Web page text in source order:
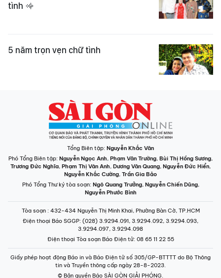
tình
5 năm trọn vẹn chữ tình
Tổng Biên tập: Nguyễn Khắc Văn
Phó Tổng Biên tập: Nguyễn Ngọc Anh, Phạm Văn Trường, Bùi Thị Hồng Sương,
Trương Đức Nghĩa, Phạm Thị Vân Anh, Dương Văn Quang, Nguyễn Đức Hiển,
Nguyễn Khắc Cường, Trần Gia Bảo
Phó Tổng Thư ký tòa soạn: Ngô Quang Trưởng, Nguyễn Chiến Dũng,
Nguyễn Phước Bình
Tòa soạn : 432-434 Nguyễn Thị Minh Khai, Phường Bàn Cờ, TP.HCM
Điện thoại Báo SGGP: (028) 3.9294.091, 3.9294.092, 3.9294.093,
3.9294.097, 3.9294.098
Điện thoại Tòa soạn Báo Điện tử: 08 65 11 22 55
Giấy phép hoạt động Báo in và Báo Điện tử số 305/GP-BTTTT do Bộ Thông
tin và Truyền thông cấp ngày 28-8-2023.
© Bản quyền Báo SÀI GÒN GIẢI PHÓNG.